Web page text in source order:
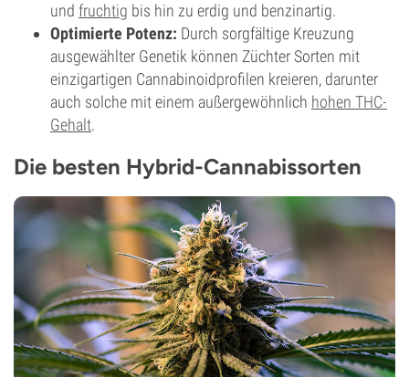
und fruchtig bis hin zu erdig und benzinartig.
Optimierte Potenz: Durch sorgfältige Kreuzung
ausgewählter Genetik können Züchter Sorten mit
einzigartigen Cannabinoidprofilen kreieren, darunter
auch solche mit einem außergewöhnlich hohen THC-
Gehalt.
Die besten Hybrid-Cannabissorten